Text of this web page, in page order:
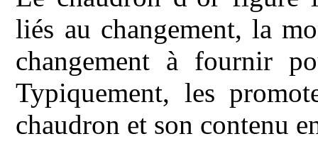
liés au changement, la
changement à fournir
Typiquement, les
chaudron et son contenu